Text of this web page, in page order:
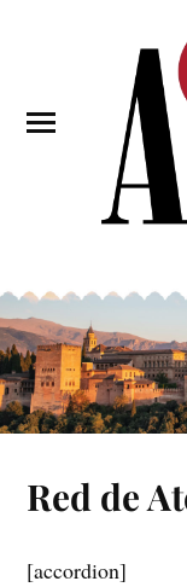
Red de
[accordion]